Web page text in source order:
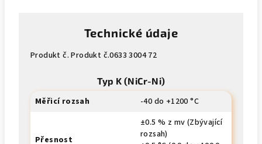
Technické údaje
Produkt č. Produkt č.0633 3004 72
Typ K (NiCr-Ni)
Měřicí rozsah -40 do +1200 °C
Přesnost
±0.5 % z mv (Zbývající
rozsah)